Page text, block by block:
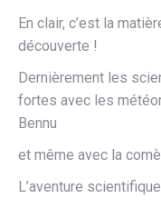
En clair, c’est la
découverte !
Dernièrement les
fortes avec les
Bennu
et même avec la
L’aventure